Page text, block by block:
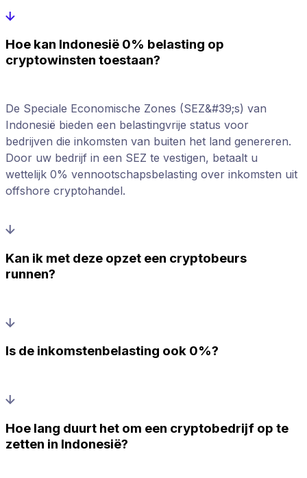
Hoe kan Indonesië 0% belasting op
cryptowinsten toestaan?
De Speciale Economische Zones (SEZ&#39;s) van
Indonesië bieden een belastingvrije status voor
bedrijven die inkomsten van buiten het land genereren.
Door uw bedrijf in een SEZ te vestigen, betaalt u
wettelijk 0% vennootschapsbelasting over inkomsten uit
offshore cryptohandel.
Kan ik met deze opzet een cryptobeurs
runnen?
Is de inkomstenbelasting ook 0%?
Hoe lang duurt het om een cryptobedrijf op te
zetten in Indonesië?